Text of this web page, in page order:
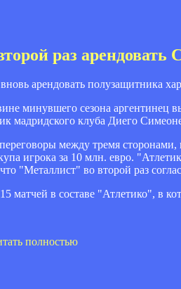
раз арендовать
арендовать полузащитника
минувшего сезона аргентинец
мадридского клуба Диего
между тремя
игрока за 10 млн. евро.
"Металлист" во второй раз
матчей в составе "Атлетико", в
полностью